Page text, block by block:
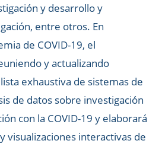
y desarrollo y
entre otros. En
de COVID-19, el
y actualizando
exhaustiva de sistemas de
de datos sobre investigación
con la COVID-19 y elaborará
visualizaciones interactivas de